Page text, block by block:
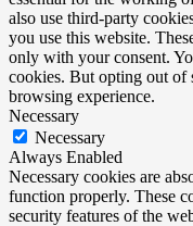
also use third-party
you use this website.
only with your consent.
cookies. But opting out of
browsing experience.
Necessary
Necessary
Always Enabled
Necessary cookies are
function properly. These
security features of the